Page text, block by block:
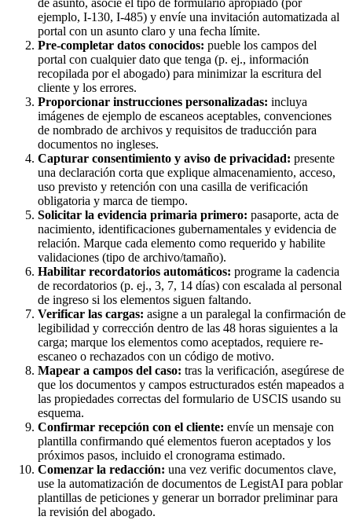
de asunto, asocie el tipo de formulario apropiado (por
ejemplo, I-130, I-485) y envíe una invitación automatizada al
portal con un asunto claro y una fecha límite.
Pre-completar datos conocidos: pueble los campos del
portal con cualquier dato que tenga (p. ej., información
recopilada por el abogado) para minimizar la escritura del
cliente y los errores.
Proporcionar instrucciones personalizadas: incluya
imágenes de ejemplo de escaneos aceptables, convenciones
de nombrado de archivos y requisitos de traducción para
documentos no ingleses.
Capturar consentimiento y aviso de privacidad: presente
una declaración corta que explique almacenamiento, acceso,
uso previsto y retención con una casilla de verificación
obligatoria y marca de tiempo.
Solicitar la evidencia primaria primero: pasaporte, acta de
nacimiento, identificaciones gubernamentales y evidencia de
relación. Marque cada elemento como requerido y habilite
validaciones (tipo de archivo/tamaño).
Habilitar recordatorios automáticos: programe la cadencia
de recordatorios (p. ej., 3, 7, 14 días) con escalada al personal
de ingreso si los elementos siguen faltando.
Verificar las cargas: asigne a un paralegal la confirmación de
legibilidad y corrección dentro de las 48 horas siguientes a la
carga; marque los elementos como aceptados, requiere re-
escaneo o rechazados con un código de motivo.
Mapear a campos del caso: tras la verificación, asegúrese de
que los documentos y campos estructurados estén mapeados a
las propiedades correctas del formulario de USCIS usando su
esquema.
Confirmar recepción con el cliente: envíe un mensaje con
plantilla confirmando qué elementos fueron aceptados y los
próximos pasos, incluido el cronograma estimado.
Comenzar la redacción: una vez verific documentos clave,
use la automatización de documentos de LegistAI para poblar
plantillas de peticiones y generar un borrador preliminar para
la revisión del abogado.